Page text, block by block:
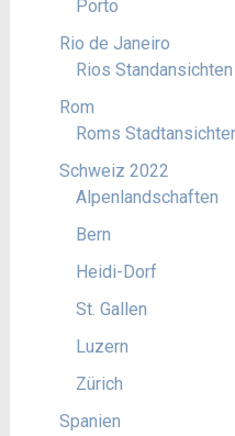
Porto
Rio de Janeiro
Rios Standansichten
Rom
Roms
Schweiz 2022
Alpenlandschaften
Bern
Heidi-Dorf
St. Gallen
Luzern
Zürich
Spanien